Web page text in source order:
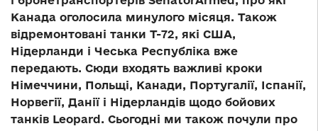
Канада оголосила минулого місяця. Також
відремонтовані танки Т-72, які США,
Нідерланди і Чеська Республіка вже
передають. Сюди входять важливі кроки
Німеччини, Польщі, Канади, Португалії, Іспанії,
Норвегії, Данії і Нідерландів щодо бойових
танків Leopard. Сьогодні ми також почули про